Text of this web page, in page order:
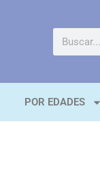
POR EDADES